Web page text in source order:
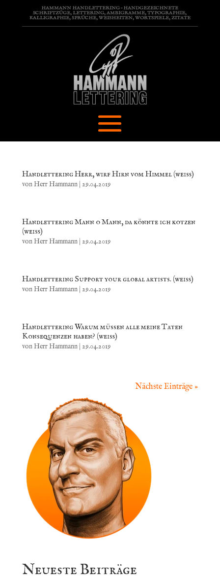
HAMMANN HANDLETTERING – HANDGEZEICHNETE
SCHRIFTZÜGE, LETTERING, AMBIGRAMME, TYPOGRAPHIE,
KALLIGRAPHIE, SPRÜCHE, WEISHEITEN, WORTSPIELE, ZITATE
Handlettering Herr, wirf Hirn vom Himmel (weiß)
vonHerr Hammann| 29.04.2019
Handlettering Mann o Mann, da könnte ich kotzen
(weiß)
vonHerr Hammann| 29.04.2019
Handlettering Support your global artists. (weiß)
vonHerr Hammann| 29.04.2019
Handlettering Warum müssen alle meine Taten
Konsequenzen haben? (weiß)
vonHerr Hammann| 29.04.2019
Nächste Einträge »
Neueste Beiträge